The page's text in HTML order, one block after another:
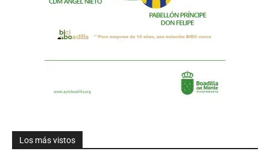
Los más vistos